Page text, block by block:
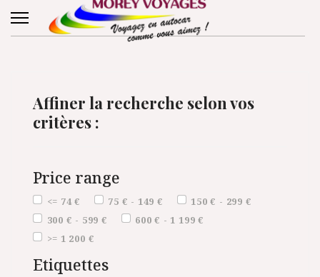
Affiner la recherche selon vos
critères :
Price range
Price range
<= 74 € 75 € - 149 €
150 € - 299 €
300 € - 599 €
600 € - 1 199 €
>= 1 200 €
Etiquettes